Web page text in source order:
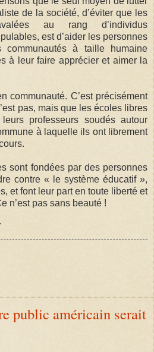
de la société, d’éviter que les
au rang d’individus
est d’aider les personnes
communautés à taille humaine
à leur faire apprécier et aimer la
communauté. C’est précisément
pas, mais que les écoles libres
professeurs soudés autour
à laquelle ils ont librement
sont fondées par des personnes
contre « le système éducatif »,
et font leur part en toute liberté et
n’est pas sans beauté !
public américain serait